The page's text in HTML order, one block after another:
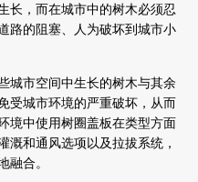
长，而在城市中的树木必须忍
路的阻塞、人为破坏到城市小
城市空间中生长的树木与其余
受城市环境的严重破坏，从而
境中使用树圈盖板在类型方面
溉和通风选项以及拉拔系统，
融合。